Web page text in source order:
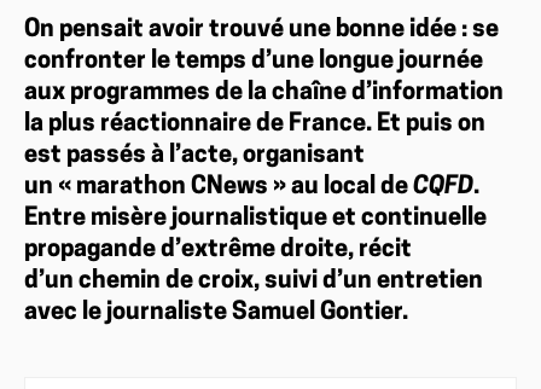
On pensait avoir trouvé une bonne idée : se
confronter le temps d’une longue journée
aux programmes de la chaîne d’information
la plus réactionnaire de France. Et puis on
est passés à l’acte, organisant
un « marathon CNews » au local de CQFD.
Entre misère journalistique et continuelle
propagande d’extrême droite, récit
d’un chemin de croix, suivi d’un entretien
avec le journaliste Samuel Gontier.